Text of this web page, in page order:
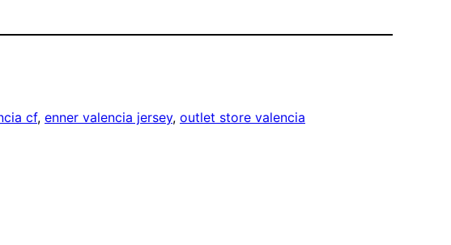
cf, enner valencia jersey, outlet store valencia